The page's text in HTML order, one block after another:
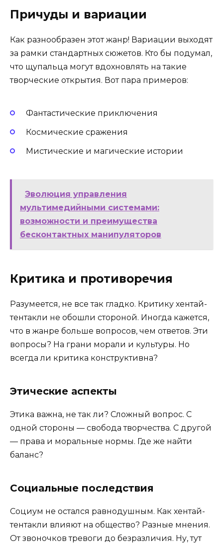
Причуды и вариации
Как разнообразен этот жанр! Вариации выходят
за рамки стандартных сюжетов. Кто бы подумал,
что щупальца могут вдохновлять на такие
творческие открытия. Вот пара примеров:
Фантастические приключения
Космические сражения
Мистические и магические истории
Эволюция управления
мультимедийными системами:
возможности и преимущества
бесконтактных манипуляторов
Критика и противоречия
Разумеется, не все так гладко. Критику хентай-
тентакли не обошли стороной. Иногда кажется,
что в жанре больше вопросов, чем ответов. Эти
вопросы? На грани морали и культуры. Но
всегда ли критика конструктивна?
Этические аспекты
Этика важна, не так ли? Сложный вопрос. С
одной стороны — свобода творчества. С другой
— права и моральные нормы. Где же найти
баланс?
Социальные последствия
Социум не остался равнодушным. Как хентай-
тентакли влияют на общество? Разные мнения.
От звоночков тревоги до безразличия. Ну, тут